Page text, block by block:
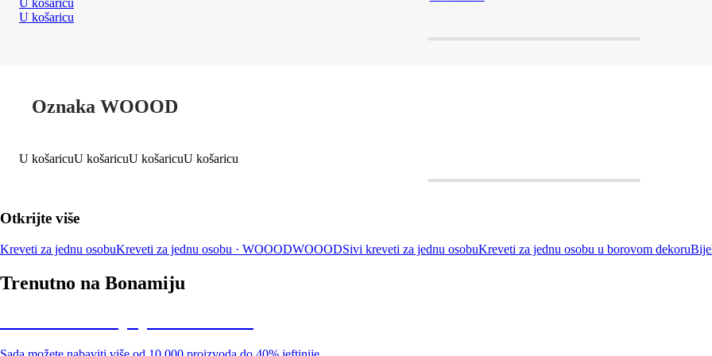
U košaricu
Oznaka WOOOD
U košaricuU košaricuU košaricuU košaricu
Otkrijte više
Kreveti za jednu osobuKreveti za jednu osobu · WOOODWOOODSivi kreveti za jednu osobuKreveti za jednu osobu u borovom dekoru
Trenutno na Bonamiju